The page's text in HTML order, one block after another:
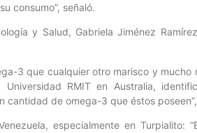
consumo”, señaló.
y Salud, Gabriela Jiménez
3 que cualquier otro marisco y
RMIT en Australia,
cantidad de omega-3 que éstos
especialmente en Turpialito: